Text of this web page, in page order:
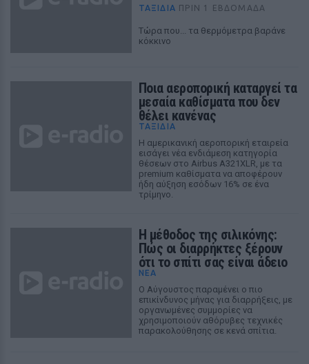
ΤΑΞΙΔΙΑ ΠΡΙΝ 1 ΕΒΔΟΜΆΔΑ
Τώρα που... τα θερμόμετρα βαράνε
κόκκινο
Ποια αεροπορική καταργεί τα
μεσαία καθίσματα που δεν
θέλει κανένας
ΤΑΞΙΔΙΑ
Η αμερικανική αεροπορική εταιρεία
εισάγει νέα ενδιάμεση κατηγορία
θέσεων στο Airbus A321XLR, με τα
premium καθίσματα να αποφέρουν
ήδη αύξηση εσόδων 16% σε ένα
τρίμηνο.
Η μέθοδος της σιλικόνης:
Πώς οι διαρρήκτες ξέρουν
ότι το σπίτι σας είναι άδειο
ΝΈΑ
Ο Αύγουστος παραμένει ο πιο
επικίνδυνος μήνας για διαρρήξεις, με
οργανωμένες συμμορίες να
χρησιμοποιούν αθόρυβες τεχνικές
παρακολούθησης σε κενά σπίτια.